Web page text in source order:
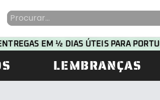
EM ½ DIAS ÚTEIS PARA
LEMBRANÇAS